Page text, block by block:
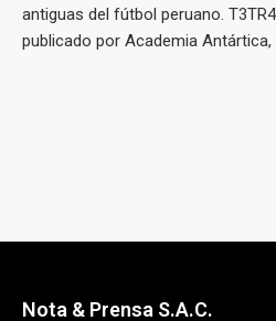
antiguas del fútbol peruano.
publicado por Academia Antártica,
Nota & Prensa S.A.C.